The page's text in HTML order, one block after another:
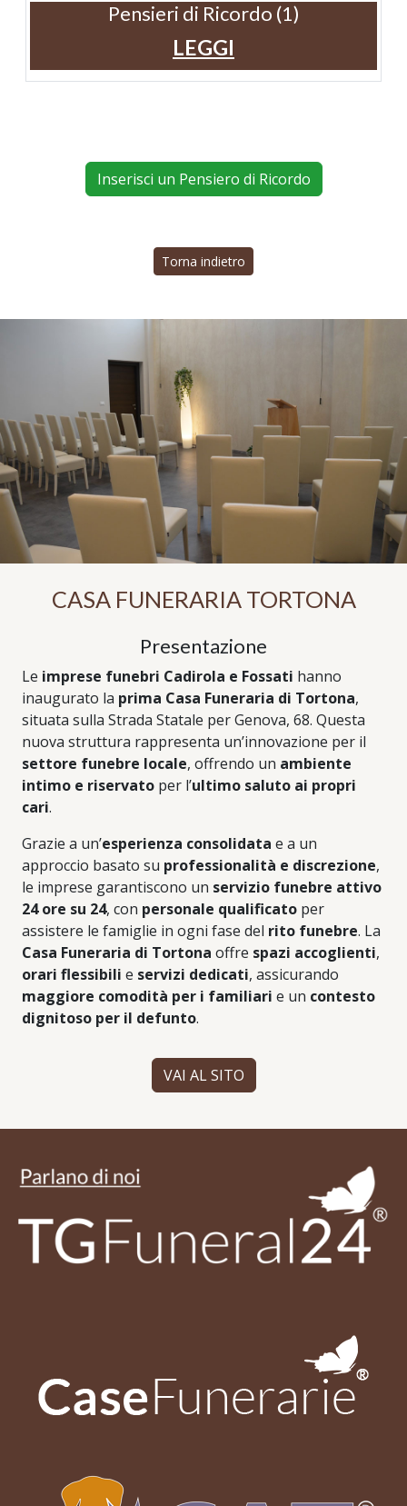
Pensieri di Ricordo (1)
LEGGI
Inserisci un Pensiero di Ricordo
Torna indietro
CASA FUNERARIA TORTONA
Presentazione
Le imprese funebri Cadirola e Fossati hanno
inaugurato la prima Casa Funeraria di Tortona,
situata sulla Strada Statale per Genova, 68. Questa
nuova struttura rappresenta un’innovazione per il
settore funebre locale, offrendo un ambiente
intimo e riservato per l’ultimo saluto ai propri
cari.
Grazie a un’esperienza consolidata e a un
approccio basato su professionalità e discrezione,
le imprese garantiscono un servizio funebre attivo
24 ore su 24, con personale qualificato per
assistere le famiglie in ogni fase del rito funebre. La
Casa Funeraria di Tortona offre spazi accoglienti,
orari flessibili e servizi dedicati, assicurando
maggiore comodità per i familiari e un contesto
dignitoso per il defunto.
VAI AL SITO